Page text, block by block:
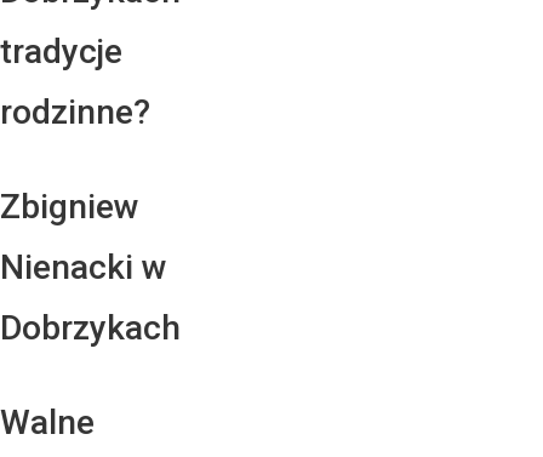
tradycje
rodzinne?
Zbigniew
Nienacki w
Dobrzykach
Walne